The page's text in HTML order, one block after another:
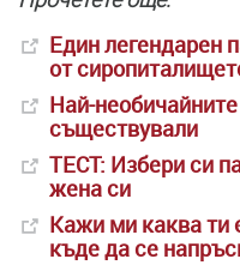
Един легендарен
от
Най-
съществували
ТЕСТ: Избери си
жена си
Кажи ми каква ти
къде да се